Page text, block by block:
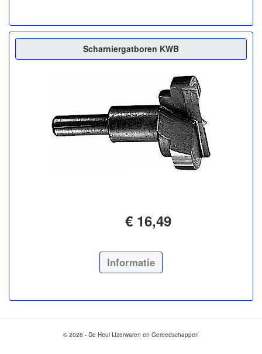
Scharniergatboren KWB
€ 16,49
Informatie
© 2026 - De Heul IJzerwaren en Gereedschappen